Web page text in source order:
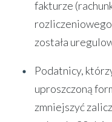
fakturze
została
Podatnicy,
uproszczoną
zmniejszyć